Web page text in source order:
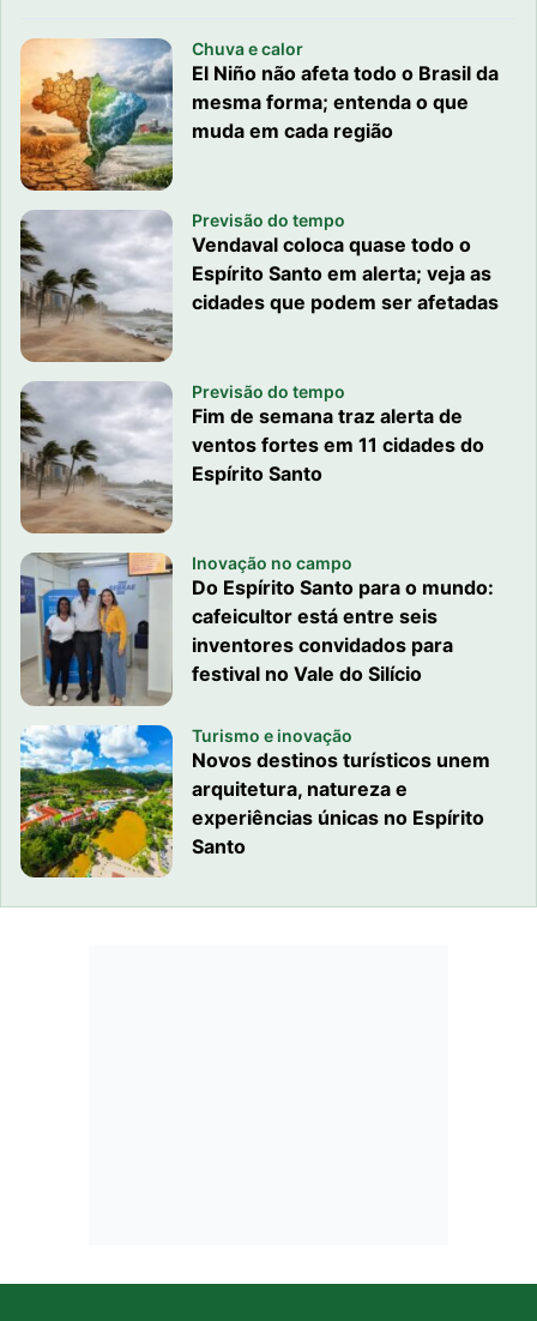
Chuva e calor
El Niño não afeta todo o Brasil da
mesma forma; entenda o que
muda em cada região
Previsão do tempo
Vendaval coloca quase todo o
Espírito Santo em alerta; veja as
cidades que podem ser afetadas
Previsão do tempo
Fim de semana traz alerta de
ventos fortes em 11 cidades do
Espírito Santo
Inovação no campo
Do Espírito Santo para o mundo:
cafeicultor está entre seis
inventores convidados para
festival no Vale do Silício
Turismo e inovação
Novos destinos turísticos unem
arquitetura, natureza e
experiências únicas no Espírito
Santo